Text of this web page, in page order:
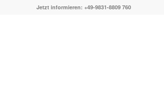
Jetzt informieren: +49-9831-8809 760